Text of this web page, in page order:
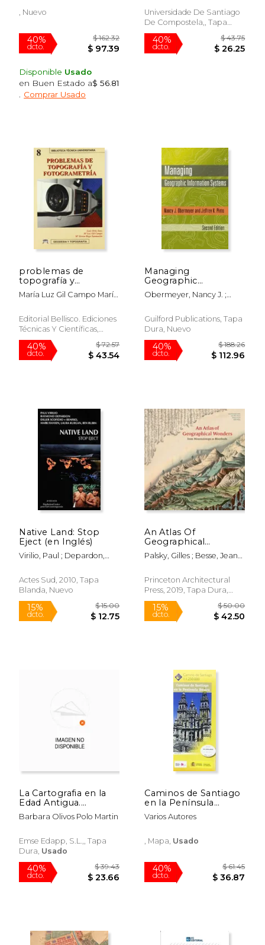
, Nuevo
40%
dcto. $ 97.39
Disponible Usado
en Buen Estado a$ 56.81
Comprar Usado
Universidade De Santiago
De Compostela,, Tapa
Blanda,Usado
40%
dcto.
problemas de
topografía y
fotogrametría
María Luz Gil Campo María
Editorial Bellisco. Ediciones
Técnicas Y Científicas,
Usado
Managing
Geographic
Information Systems
(en Inglés)
Obermeyer, Nancy J. ;
Guilford Publications, Tapa
Dura, Nuevo
$
Native Land: Stop
Eject (en Inglés)
Virilio, Paul ; Depardon,
&. Renfro
Actes Sud, 2010, Tapa
Blanda, Nuevo
15%
dcto. $ 12.75
An Atlas Of
Geographical
Wonders: From
Mountaintops To
Maps And Tableaux
From The Nineteenth
Maps By Alexander
Von Humboldt) (en
Palsky, Gilles ; Besse, Jean-
Princeton Architectural
Press, 2019, Tapa Dura,
Nuevo
15%
dcto.
La Cartografia en la
Edad Antigua.
Grandes Mapas de la
Historia, 1. Ilustrador
Barbara Olivos Polo Martin
Emse Edapp, S.L.,, Tapa
Dura, Usado
Caminos de Santiago
en la Península
Ibérica. Esacala
1:1.250.000.Mapa
Varios Autores
, Mapa, Usado